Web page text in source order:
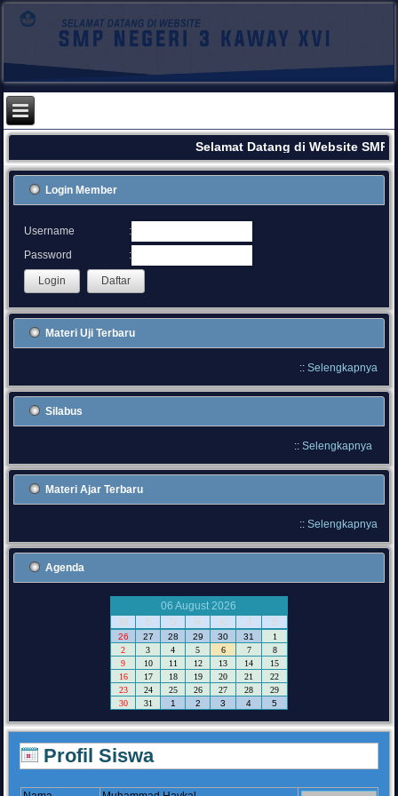
Selamat Datang di Website
Login Member
Username
:
Password
:
Materi Uji Terbaru
:: Selengkapnya
Silabus
:: Selengkapnya
Materi Ajar Terbaru
:: Selengkapnya
Agenda
06 August 2026
M
S S R K J S
26 27 28 29 30 31
1
2
3 4 5 6 7
8
9
10 11 12 13 14
15
16
17 18 19 20 21
22
23
24 25 26 27 28
29
30
31 1 2 3 4 5
Profil Siswa